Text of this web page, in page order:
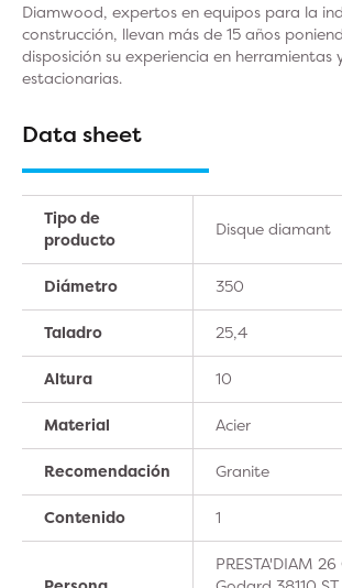
Diamwood, expertos en equipos para la
construcción, llevan más de 15 años
disposición su experiencia en herramientas
estacionarias.
Data sheet
Tipo de
producto
Disque diamant
Diámetro 350
Taladro 25,4
Altura 10
Material Acier
Recomendación Granite
Contenido 1
PRESTA'DIAM